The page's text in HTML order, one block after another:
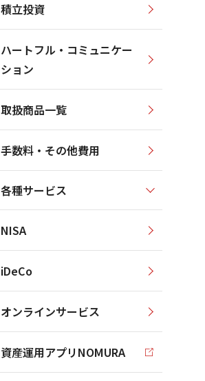
積立投資
ハートフル・コミュニケー
ション
取扱商品一覧
手数料・その他費用
各種サービス
NISA
iDeCo
オンラインサービス
資産運用アプリNOMURA